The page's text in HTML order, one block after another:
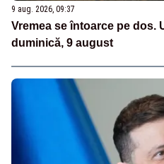
9 aug. 2026, 09:37
Vremea se întoarce pe dos.
duminică, 9 august